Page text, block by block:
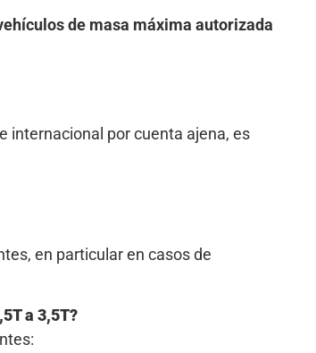
de masa máxima autorizada
internacional por cuenta ajena, es
en particular en casos de
a 3,5T?